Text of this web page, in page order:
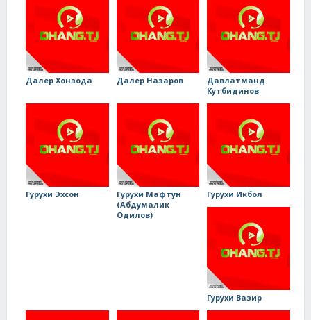
Далер Хонзода Далер Назаров
Давлатманд
Кутбидинов
Гурухи Эхсон
Гурухи Мафтун
(Абдумалик
Одилов)
Гурухи Икбол
Гурухи Вазир